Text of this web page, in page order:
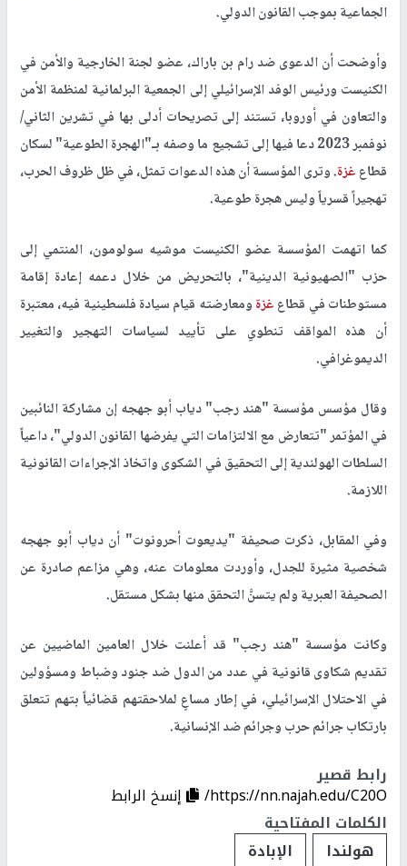
الجماعية بموجب القانون الدولي.
وأوضحت أن الدعوى ضد رام بن باراك، عضو لجنة الخارجية والأمن في
الكنيست ورئيس الوفد الإسرائيلي إلى الجمعية البرلمانية لمنظمة الأمن
والتعاون في أوروبا، تستند إلى تصريحات أدلى بها في تشرين الثاني/
نوفمبر 2023 دعا فيها إلى تشجيع ما وصفه بـ"الهجرة الطوعية" لسكان
قطاعغزة. وترى المؤسسة أن هذه الدعوات تمثل، في ظل ظروف الحرب،
تهجيراً قسرياً وليس هجرة طوعية.
كما اتهمت المؤسسة عضو الكنيست موشيه سولومون، المنتمي إلى
حزب "الصهيونية الدينية"، بالتحريض من خلال دعمه إعادة إقامة
مستوطنات في قطاعغزةومعارضته قيام سيادة فلسطينية فيه، معتبرة
أن هذه المواقف تنطوي على تأييد لسياسات التهجير والتغيير
الديموغرافي.
وقال مؤسس مؤسسة "هند رجب" دياب أبو جهجه إن مشاركة النائبين
في المؤتمر "تتعارض مع الالتزامات التي يفرضها القانون الدولي"، داعياً
السلطات الهولندية إلى التحقيق في الشكوى واتخاذ الإجراءات القانونية
اللازمة.
وفي المقابل، ذكرت صحيفة "يديعوت أحرونوت" أن دياب أبو جهجه
شخصية مثيرة للجدل، وأوردت معلومات عنه، وهي مزاعم صادرة عن
الصحيفة العبرية ولم يتسنَّ التحقق منها بشكل مستقل.
وكانت مؤسسة "هند رجب" قد أعلنت خلال العامين الماضيين عن
تقديم شكاوى قانونية في عدد من الدول ضد جنود وضباط ومسؤولين
في الاحتلال الإسرائيلي، في إطار مساعٍ لملاحقتهم قضائياً بتهم تتعلق
بارتكاب جرائم حرب وجرائم ضد الإنسانية.
رابط قصير
https://nn.najah.edu/C20O/
إنسخ الرابط
الكلمات المفتاحية
هولندا
الإبادة